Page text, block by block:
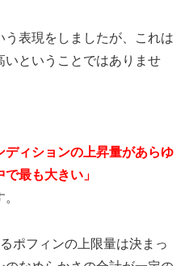
う表現をしましたが、これは
ということではありませ
ディションの上昇量があらゆ
最も大きい」
ポフィンの上限量は決まっ